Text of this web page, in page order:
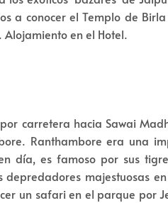
a conocer el Templo de
en el Hotel.
carretera hacia Sawai
Ranthambore era una
día, es famoso por sus
majestuosas
un safari en el parque por